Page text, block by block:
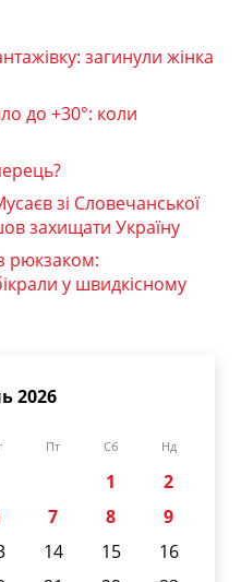
загинули жінка
до +30°: коли
зі Словечанської
захищати Україну
рюкзаком:
у швидкісному
2026
Пт Сб Нд
1
2
7 8
9
14 15
16